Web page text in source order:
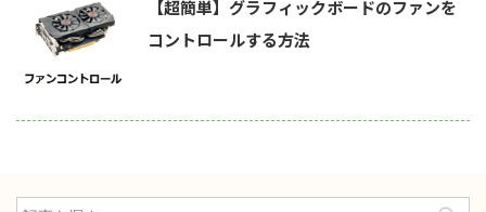
【超簡単】グラフィックボードのファンを
コントロールする方法